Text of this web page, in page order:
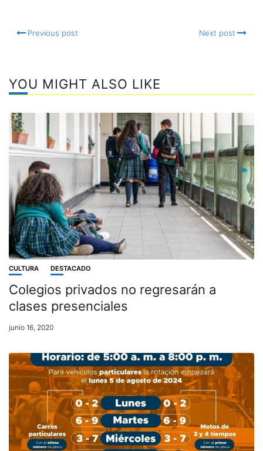
Previous post Next post
YOU MIGHT ALSO LIKE
CULTURA DESTACADO
Colegios privados no regresarán a
clases presenciales
junio 16, 2020